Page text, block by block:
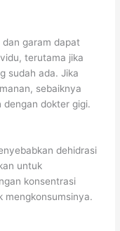
dan garam dapat
terutama jika
sudah ada. Jika
sebaiknya
dengan dokter gigi.
dehidrasi
untuk
konsentrasi
mengkonsumsinya.